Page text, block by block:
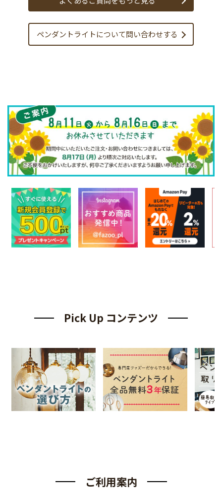
ペンダントライトについて問い合わせする
Pick Up コンテンツ
ご利用案内